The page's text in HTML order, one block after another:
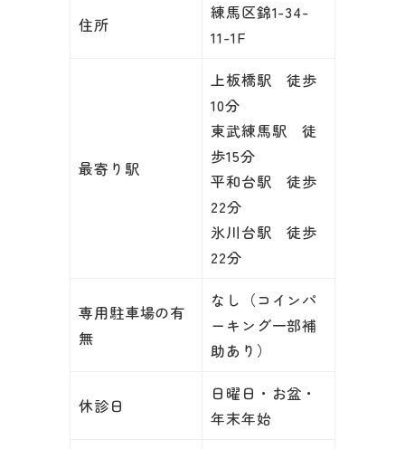
住所
練馬区錦1-34-
11-1F
最寄り駅
上板橋駅 徒歩
10分
東武練馬駅 徒
歩15分
平和台駅 徒歩
22分
氷川台駅 徒歩
22分
専用駐車場の有
無
なし（コインパ
ーキング一部補
助あり）
休診日
日曜日・お盆・
年末年始